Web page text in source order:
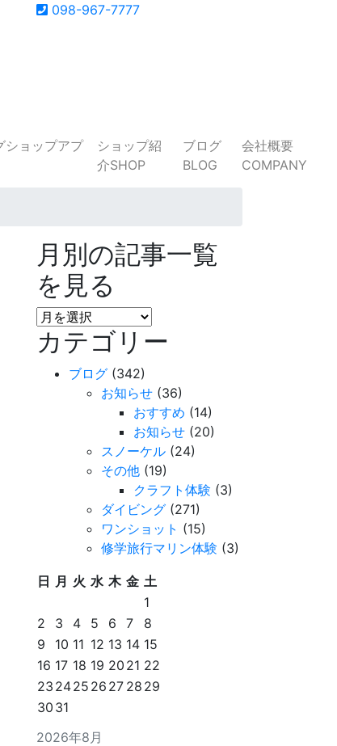
098-967-7777
ショップ紹
介SHOP
ブログ
BLOG
会社概要
COMPANY
月別の記事一覧
を見る
月
別
の
カテゴリー
ブログ (342)
お知らせ (36)
おすすめ (14)
お知らせ (20)
スノーケル (24)
その他 (19)
クラフト体験 (3)
ダイビング (271)
ワンショット (15)
修学旅行マリン体験 (3)
2026年8月
日 月 火 水 木 金 土
1
2
3 4 5 6 7
8
9
10 11 12 13 14 15
16 17 18 19 20 21 22
23 2425 26 27 28 29
30 31